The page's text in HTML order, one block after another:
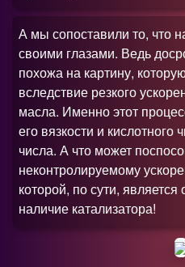
А мы сопоставили то, что
своими глазами. Ведь
похожа на картину,
вследствие резкого
масла. Именно этот
его вязкости и
числа. А что может
неконтролируемому
которой, по сути,
наличие катализатора!